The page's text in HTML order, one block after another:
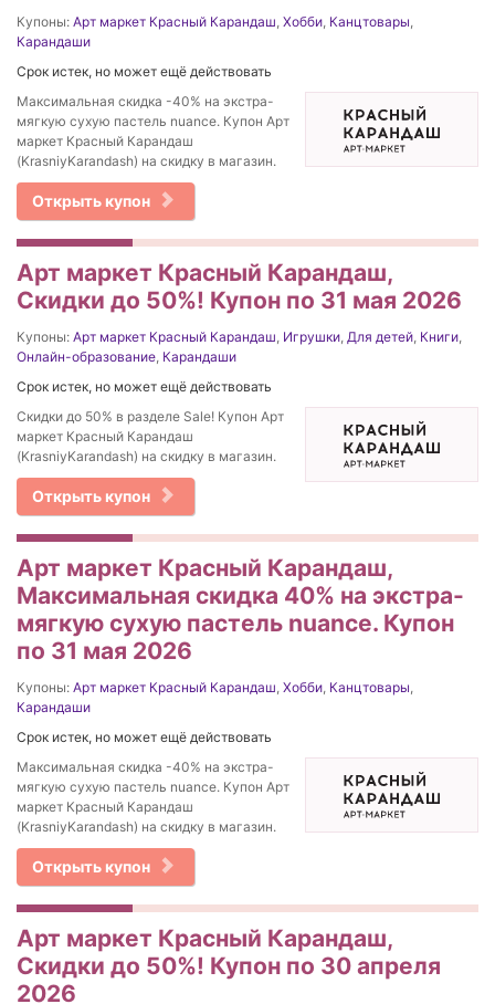
Купоны: Арт маркет Красный Карандаш, Хобби, Канцтовары,
Карандаши
Срок истек, но может ещё действовать
Максимальная скидка -40% на экстра-
мягкую сухую пастель nuance. Купон Арт
маркет Красный Карандаш
(KrasniyKarandash) на скидку в магазин.
Открыть купон
Арт маркет Красный Карандаш,
Скидки до 50%! Купон по 31 мая 2026
Купоны: Арт маркет Красный Карандаш, Игрушки, Для детей, Книги,
Онлайн-образование, Карандаши
Срок истек, но может ещё действовать
Скидки до 50% в разделе Sale! Купон Арт
маркет Красный Карандаш
(KrasniyKarandash) на скидку в магазин.
Открыть купон
Арт маркет Красный Карандаш,
Максимальная скидка 40% на экстра-
мягкую сухую пастель nuance. Купон
по 31 мая 2026
Купоны: Арт маркет Красный Карандаш, Хобби, Канцтовары,
Карандаши
Срок истек, но может ещё действовать
Максимальная скидка -40% на экстра-
мягкую сухую пастель nuance. Купон Арт
маркет Красный Карандаш
(KrasniyKarandash) на скидку в магазин.
Открыть купон
Арт маркет Красный Карандаш,
Скидки до 50%! Купон по 30 апреля
2026